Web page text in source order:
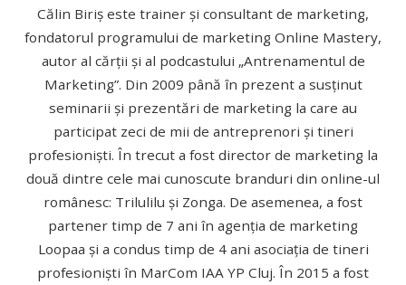
Călin Biriș este trainer și consultant de marketing,
fondatorul programului de marketing Online Mastery,
autor al cărții și al podcastului „Antrenamentul de
Marketing”. Din 2009 până în prezent a susținut
seminarii și prezentări de marketing la care au
participat zeci de mii de antreprenori și tineri
profesioniști. În trecut a fost director de marketing la
două dintre cele mai cunoscute branduri din online-ul
românesc: Trilulilu și Zonga. De asemenea, a fost
partener timp de 7 ani în agenția de marketing
Loopaa și a condus timp de 4 ani asociația de tineri
profesioniști în MarCom IAA YP Cluj. În 2015 a fost